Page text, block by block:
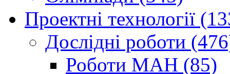
Проектні технології
Дослідні роботи
Роботи МАН (85)